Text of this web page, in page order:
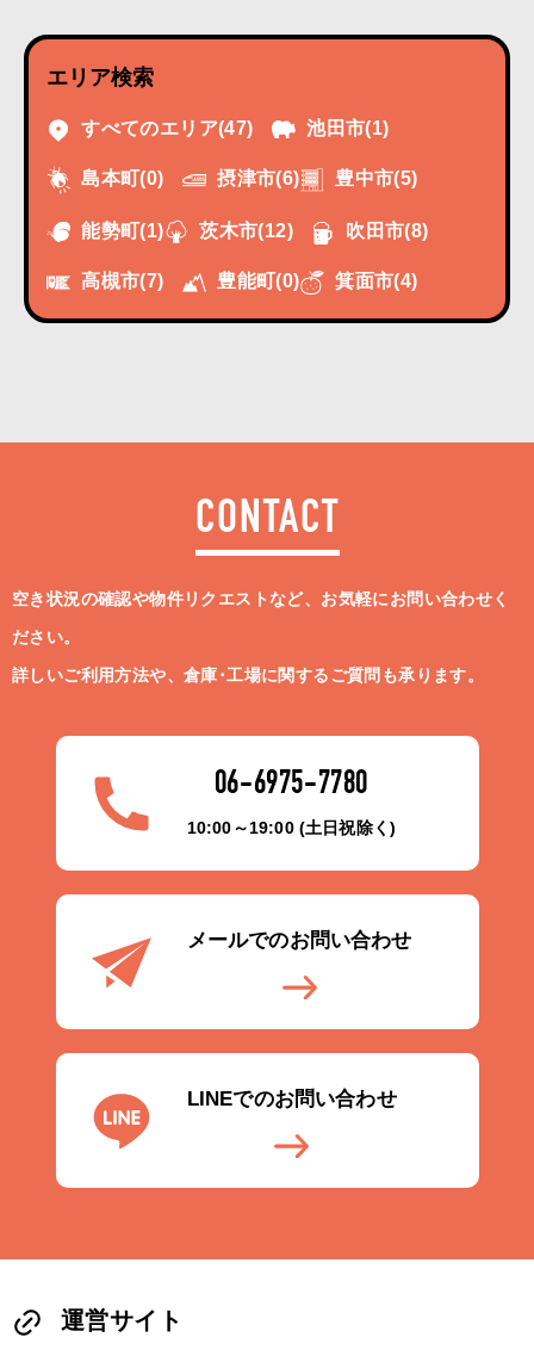
エリア検索
すべてのエリア(47) 池田市(1)
島本町(0) 摂津市(6) 豊中市(5)
能勢町(1) 茨木市(12) 吹田市(8)
高槻市(7) 豊能町(0) 箕面市(4)
CONTACT
空き状況の確認や物件リクエストなど、お気軽にお問い合わせく
ださい。
詳しいご利用方法や、倉庫･工場に関するご質問も承ります。
06-6975-7780
10:00～19:00 (土日祝除く)
メールでのお問い合わせ
LINEでのお問い合わせ
運営サイト